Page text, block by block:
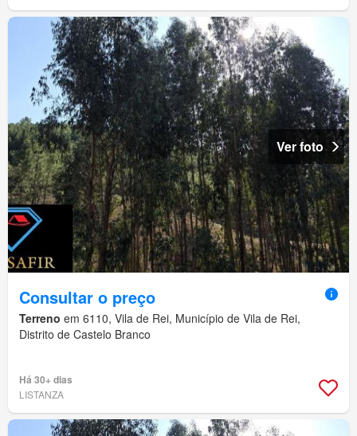
Ver foto
Consultar o preço
Terreno em 6110, Vila de Rei, Município de Vila de Rei,
Distrito de Castelo Branco
Há 30+ dias
LISTANZA